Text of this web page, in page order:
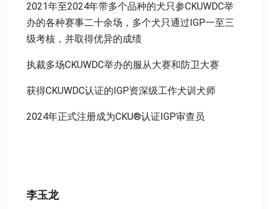
2021年至2024年带多个品种的犬只参CKUWDC举
办的各种赛事二十余场，多个犬只通过IGP一至三
级考核，并取得优异的成绩
执裁多场CKUWDC举办的服从大赛和防卫大赛
获得CKUWDC认证的IGP资深级工作犬训犬师
2024年正式注册成为CKU®认证IGP审查员
李玉龙